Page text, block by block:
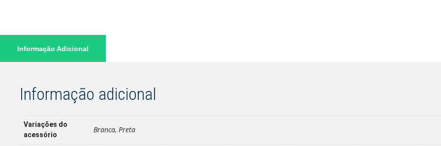
Informação Adicional
Informação adicional
Variações do
acessório
Branca, Preta